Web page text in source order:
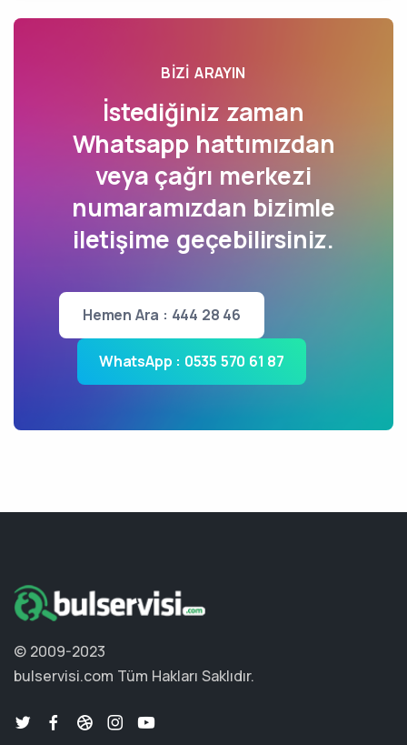
BIZI ARAYIN
İstediğiniz zaman
Whatsapp hattımızdan
veya çağrı merkezi
numaramızdan bizimle
iletişime geçebilirsiniz.
Hemen Ara : 444 28 46
WhatsApp : 0535 570 61 87
© 2009-2023
bulservisi.com Tüm Hakları Saklıdır.